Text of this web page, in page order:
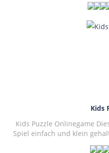
PLAY
Kids
Kids Puzzle Onlinegame
Spiel einfach und klein